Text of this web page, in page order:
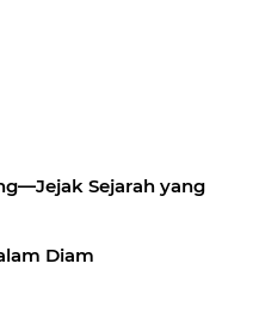
Sejarah yang
Diam